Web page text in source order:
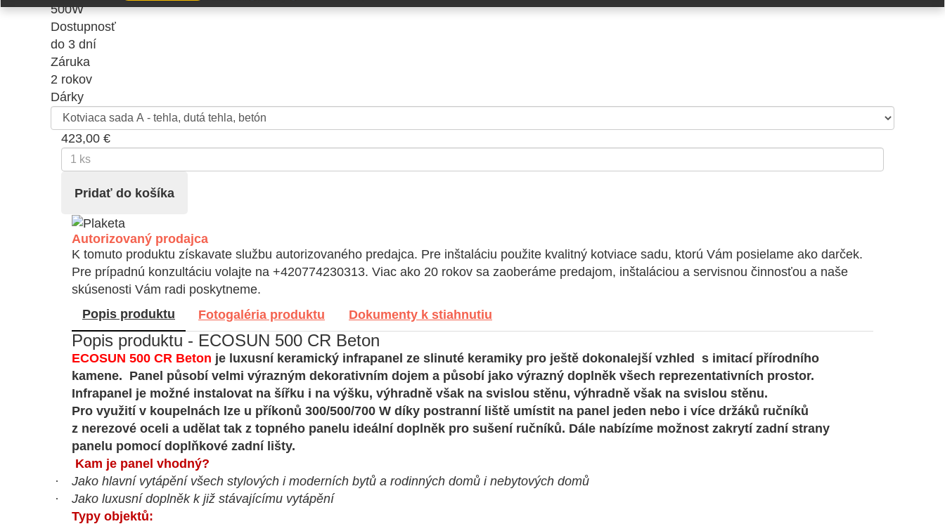
500W
Dostupnosť
do 3 dní
Záruka
2 rokov
Dárky
423,00 €
Autorizovaný prodajca
K tomuto produktu získavate službu autorizovaného predajca. Pre inštaláciu použite kvalitný kotviace sadu, ktorú Vám posielame ako darček.
Pre prípadnú konzultáciu volajte na +420774230313. Viac ako 20 rokov sa zaoberáme predajom, inštaláciou a servisnou činnosťou a naše
skúsenosti Vám radi poskytneme.
Popis produktu
Fotogaléria produktu Dokumenty k stiahnutiu
Popis produktu - ECOSUN 500 CR Beton
ECOSUN 500 CR Beton je luxusní keramický infrapanel ze slinuté keramiky pro ještě dokonalejší vzhled s imitací přírodního
kamene. Panel působí velmi výrazným dekorativním dojem a působí jako výrazný doplněk všech reprezentativních prostor.
Infrapanel je možné instalovat na šířku i na výšku, výhradně však na svislou stěnu, výhradně však na svislou stěnu.
Pro využití v koupelnách lze u příkonů 300/500/700 W díky postranní liště umístit na panel jeden nebo i více držáků ručníků
z nerezové oceli a udělat tak z topného panelu ideální doplněk pro sušení ručníků. Dále nabízíme možnost zakrytí zadní strany
panelu pomocí doplňkové zadní lišty.
Kam je panel vhodný?
·
Jako hlavní vytápění všech stylových i moderních bytů a rodinných domů i nebytových domů
·
Jako luxusní doplněk k již stávajícímu vytápění
Typy objektů: